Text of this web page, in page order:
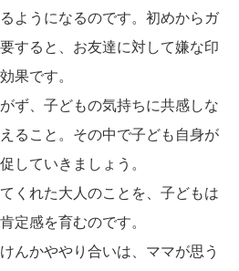
ようになるのです。初めからガ
すると、お友達に対して嫌な印
果です。
ず、子どもの気持ちに共感しな
ること。その中で子ども自身が
していきましょう。
くれた大人のことを、子どもは
定感を育むのです。
んかややり合いは、ママが思う